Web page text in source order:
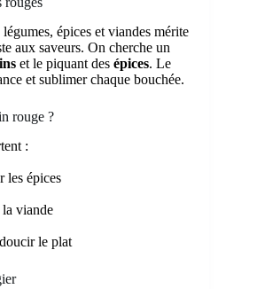
épices et viandes mérite
aux saveurs. On cherche un
et le piquant des épices. Le
et sublimer chaque bouchée.
rouge ?
:
les épices
viande
le plat